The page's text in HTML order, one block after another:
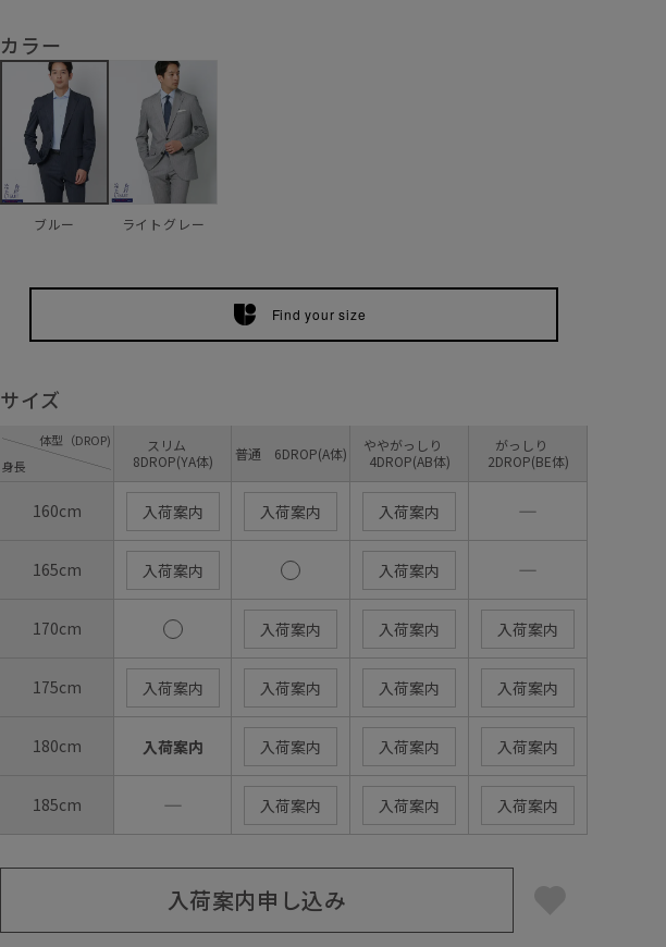
カラー
ブルー ライトグレー
Find your size
サイズ
身長
体型（DROP)
スリム
8DROP(YA体)
普通 6DROP(A体)
ややがっしり
4DROP(AB体)
がっしり
2DROP(BE体)
160cm 入荷案内 入荷案内 入荷案内 ―
165cm 入荷案内 入荷案内 ―
170cm 入荷案内 入荷案内 入荷案内
175cm 入荷案内 入荷案内 入荷案内 入荷案内
180cm 入荷案内 入荷案内 入荷案内 入荷案内
185cm ― 入荷案内 入荷案内 入荷案内
入荷案内申し込み